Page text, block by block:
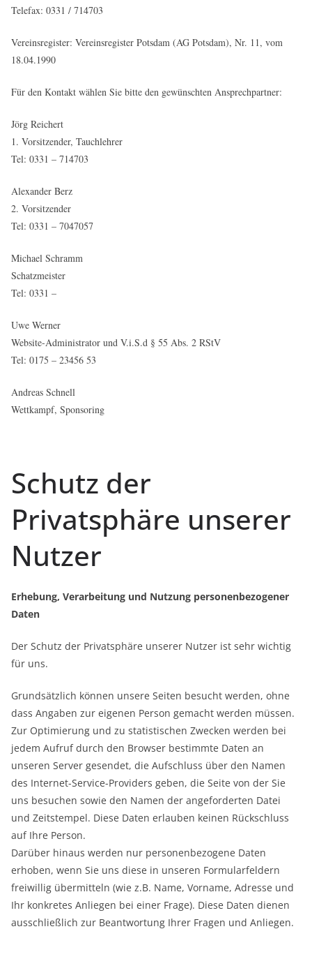
Telefax: 0331 / 714703
Vereinsregister: Vereinsregister Potsdam (AG Potsdam), Nr. 11, vom
18.04.1990
Für den Kontakt wählen Sie bitte den gewünschten Ansprechpartner:
Jörg Reichert
1. Vorsitzender, Tauchlehrer
Tel: 0331 – 714703
Alexander Berz
2. Vorsitzender
Tel: 0331 – 7047057
Michael Schramm
Schatzmeister
Tel: 0331 –
Uwe Werner
Website-Administrator und V.i.S.d § 55 Abs. 2 RStV
Tel: 0175 – 23456 53
Andreas Schnell
Wettkampf, Sponsoring
Schutz der
Privatsphäre unserer
Nutzer
Erhebung, Verarbeitung und Nutzung personenbezogener
Daten
Der Schutz der Privatsphäre unserer Nutzer ist sehr wichtig
für uns.
Grundsätzlich können unsere Seiten besucht werden, ohne
dass Angaben zur eigenen Person gemacht werden müssen.
Zur Optimierung und zu statistischen Zwecken werden bei
jedem Aufruf durch den Browser bestimmte Daten an
unseren Server gesendet, die Aufschluss über den Namen
des Internet-Service-Providers geben, die Seite von der Sie
uns besuchen sowie den Namen der angeforderten Datei
und Zeitstempel. Diese Daten erlauben keinen Rückschluss
auf Ihre Person.
Darüber hinaus werden nur personenbezogene Daten
erhoben, wenn Sie uns diese in unseren Formularfeldern
freiwillig übermitteln (wie z.B. Name, Vorname, Adresse und
Ihr konkretes Anliegen bei einer Frage). Diese Daten dienen
ausschließlich zur Beantwortung Ihrer Fragen und Anliegen.